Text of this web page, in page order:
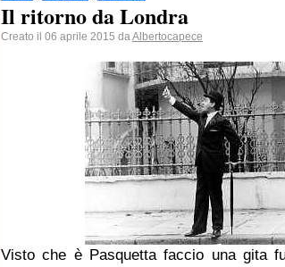
Il ritorno da Londra
Creato il 06 aprile 2015 daAlbertocapece
Visto che è Pasquetta faccio una gita